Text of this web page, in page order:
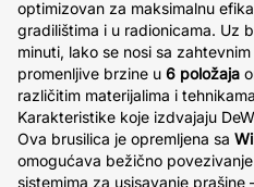
optimizovan za maksimalnu
gradilištima i u radionicama. Uz
minuti, lako se nosi sa
promenljive brzine u 6 položaja
različitim materijalima i
Karakteristike koje izdvajaju
Ova brusilica je opremljena sa
omogućava bežično
sistemima za usisavanje